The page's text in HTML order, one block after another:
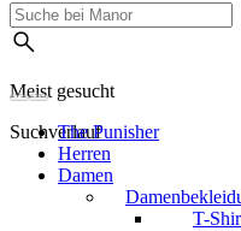
Meist gesucht
SuchverlaufThe Punisher
Herren
Damen
T-